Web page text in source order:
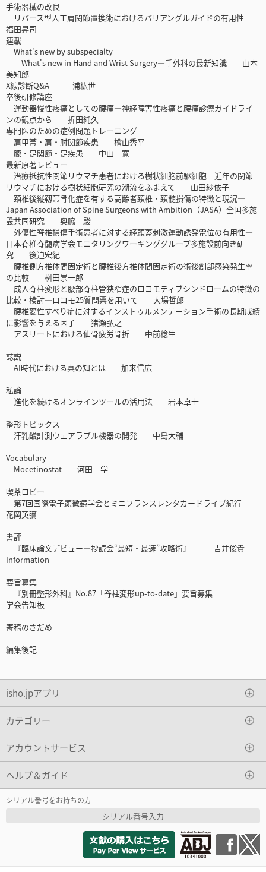
手術器械の改良
リバース型人工肩関節置換術におけるバリアングルガイドの有用性
福田昇司
連載
What's new by subspecialty
What's new in Hand and Wrist Surgery—手外科の最新知識 山本
美知郎
X線診断Q&A 三浦紘世
卒後研修講座
運動器慢性疼痛としての腰痛—神経障害性疼痛と腰痛診療ガイドライ
ンの観点から 折田純久
専門医のための症例問題トレーニング
肩甲帯・肩・肘関節疾患 檜山秀平
膝・足関節・足疾患 中山 寛
最新原著レビュー
治療抵抗性関節リウマチ患者における樹状細胞前駆細胞—近年の関節
リウマチにおける樹状細胞研究の潮流をふまえて 山田紗依子
頚椎後縦靱帯骨化症を有する高齢者頚椎・頚髄損傷の特徴と現況—
Japan Association of Spine Surgeons with Ambition（JASA）全国多施
設共同研究 奥脇 駿
外傷性脊椎損傷手術患者に対する経頭蓋刺激運動誘発電位の有用性—
日本脊椎脊髄病学会モニタリングワーキンググループ多施設前向き研
究 後迫宏紀
腰椎側方椎体間固定術と腰椎後方椎体間固定術の術後創部感染発生率
の比較 桝田崇一郎
成人脊柱変形と腰部脊柱管狭窄症のロコモティブシンドロームの特徴の
比較・検討—ロコモ25質問票を用いて 大場哲郎
腰椎変性すべり症に対するインストゥルメンテーション手術の長期成績
に影響を与える因子 猪瀬弘之
アスリートにおける仙骨疲労骨折 中前稔生
誌説
AI時代における真の知とは 加来信広
私論
進化を続けるオンラインツールの活用法 岩本卓士
整形トピックス
汗乳酸計測ウェアラブル機器の開発 中島大輔
Vocabulary
Mocetinostat 河田 学
喫茶ロビー
第7回国際電子顕微鏡学会とミニフランスレンタカードライブ紀行
花岡英彌
書評
『臨床論文デビュー—抄読会“最短・最速”攻略術』 吉井俊貴
Information
要旨募集
『別冊整形外科』No.87「脊柱変形up-to-date」要旨募集
学会告知板
寄稿のさだめ
編集後記
isho.jpアプリ
カテゴリー
アカウントサービス
ヘルプ＆ガイド
シリアル番号をお持ちの方
シリアル番号入力